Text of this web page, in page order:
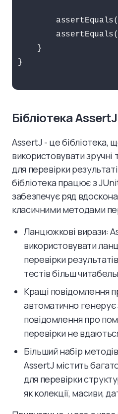
    }
}
Бібліотека AssertJ
AssertJ - це бібліотека,
використовувати зручні
для перевірки
бібліотека працює з
забезпечує ряд
класичними методами
Ланцюжкові вирази:
використовувати
перевірки
тестів більш
Кращі повідомлення
автоматично генерує
повідомлення про
перевірки не
Більший набір
AssertJ містить
для перевірки
як колекції, масиви,